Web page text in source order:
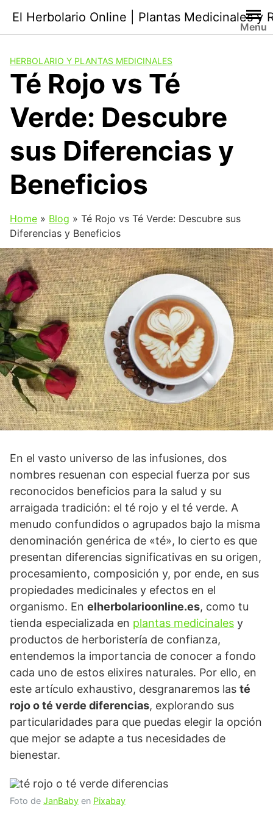
contenido
El Herbolario Online | Plantas Medicinales y
Menu
HERBOLARIO Y PLANTAS MEDICINALES
Té Rojo vs Té
Verde: Descubre
sus Diferencias y
Beneficios
Home » Blog » Té Rojo vs Té Verde: Descubre sus
Diferencias y Beneficios
En el vasto universo de las infusiones, dos
nombres resuenan con especial fuerza por sus
reconocidos beneficios para la salud y su
arraigada tradición: el té rojo y el té verde. A
menudo confundidos o agrupados bajo la misma
denominación genérica de «té», lo cierto es que
presentan diferencias significativas en su origen,
procesamiento, composición y, por ende, en sus
propiedades medicinales y efectos en el
organismo. En elherbolarioonline.es, como tu
tienda especializada en plantas medicinales y
productos de herboristería de confianza,
entendemos la importancia de conocer a fondo
cada uno de estos elixires naturales. Por ello, en
este artículo exhaustivo, desgranaremos las té
rojo o té verde diferencias, explorando sus
particularidades para que puedas elegir la opción
que mejor se adapte a tus necesidades de
bienestar.
Foto de JanBaby en Pixabay